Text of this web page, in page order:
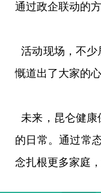
通过政企联动的
活动现场，不
慨道出了大家的心
未来，昆仑健
的日常。通过常
念扎根更多家庭